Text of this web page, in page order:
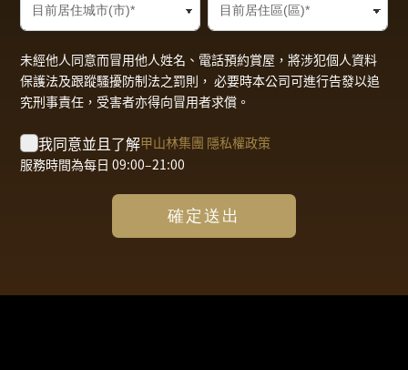
未經他人同意而冒用他人姓名、電話預約賞屋，將涉犯個人資料
保護法及跟蹤騷擾防制法之罰則， 必要時本公司可進行告發以追
究刑事責任，受害者亦得向冒用者求償。
我同意並且了解甲山林集團 隱私權政策
服務時間為每日 09:00–21:00
確定送出